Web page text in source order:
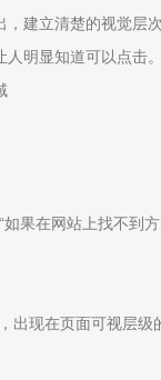
建立清楚的视觉层次
明显知道可以点击。
果在网站上找不到
出现在页面可视层